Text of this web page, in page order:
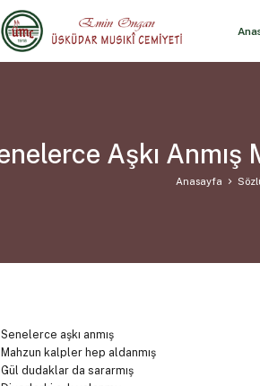
Aşkı
Anasayfa
Senelerce aşkı anmış
Mahzun kalpler hep aldanmış
Gül dudaklar da sararmış